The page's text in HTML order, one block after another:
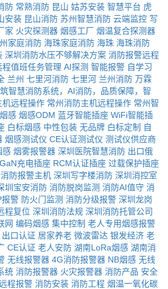
防 常熟消防 昆山 姑苏安装 智慧平台 虎
安装 昆山消防 苏州智慧消防 云端监控 写
家 火灾探测器 烟感工厂 烟温复合探测器
家庭消防 海珠家庭消防 海珠 海珠消防
深圳消防水压不够解决方案 消防报警远程
值班任务管理 AI探测 智能报警 自学习
兰州 七里河消防 七里河 兰州消防 万霖
智慧消防系统，AI消防，品质保障，智
机远程操作 常州消防主机远程操作 常州智
感 烟感ODM 蓝牙智能插座 WiFi智能插
白标烟感 中性包装 无品牌 白标定制 自
烟感测试仪 CE认证测试仪 测试仪供应商
感 烟雾报警器 深圳医院智慧消防 出口俄
GaN充电插座 RCM认证插座 过载保护插座
消防报警主机 深圳写字楼消防 深圳消控室
圳宝安消防 消防脱岗监测 消防AI值守 消
报警 防火门监测 消防分级报警 深圳龙岗
程复位 深圳消防法规 深圳消防托管公司
网 编码烟感 集中控制 老人专用烟感报警
出口认证 居家养老 微波雷达 银发经济 老
CE认证 老人安防 湖南LoRa烟感 湖南消
无线报警器 4G消防报警器 NB烟感 无线
统 消防报警器 火灾报警器 消防产品 安全
程报警 消防安装 消防工程 烟温一氧化碳